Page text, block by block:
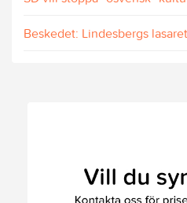
Beskedet: Lindesbergs